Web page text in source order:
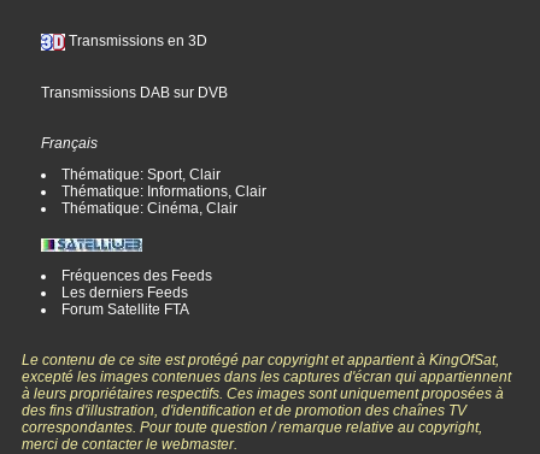
Transmissions en 3D
Transmissions DAB sur DVB
Français
Thématique: Sport, Clair
Thématique: Informations, Clair
Thématique: Cinéma, Clair
Fréquences des Feeds
Les derniers Feeds
Forum Satellite FTA
Le contenu de ce site est protégé par copyright et appartient à KingOfSat,
excepté les images contenues dans les captures d'écran qui appartiennent
à leurs propriétaires respectifs. Ces images sont uniquement proposées à
des fins d'illustration, d'identification et de promotion des chaînes TV
correspondantes. Pour toute question / remarque relative au copyright,
merci de contacter le webmaster.